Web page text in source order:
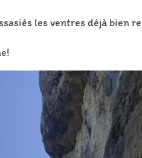
les ventres déjà bien